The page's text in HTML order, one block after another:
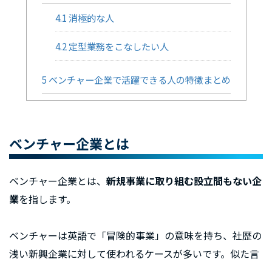
4.1消極的な人
4.2定型業務をこなしたい人
5 ベンチャー企業で活躍できる人の特徴まとめ
ベンチャー企業とは
ベンチャー企業とは、 新規事業に取り組む設立間もない企
業を指します。
ベンチャーは英語で「冒険的事業」の意味を持ち、社歴の
浅い新興企業に対して使われるケースが多いです。似た言